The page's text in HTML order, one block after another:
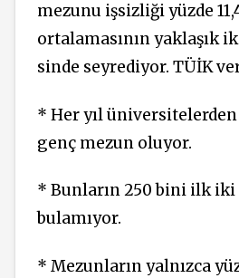
mezunu işsizliği yüzde
ortala­masının yaklaşık
sinde seyrediyor. TÜİK
* Her yıl
genç mezun oluyor.
* Bunların 250 bini ilk iki
bulamıyor.
* Mezunların yalnızca